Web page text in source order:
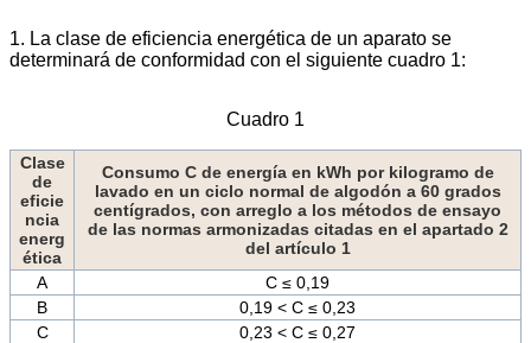
1. La clase de eficiencia energética de un aparato se
determinará de conformidad con el siguiente cuadro 1:
Cuadro 1
Clase
de
eficie
ncia
energ
ética
Consumo C de energía en kWh por kilogramo de
lavado en un ciclo normal de algodón a 60 grados
centígrados, con arreglo a los métodos de ensayo
de las normas armonizadas citadas en el apartado 2
del artículo 1
A
C ≤ 0,19
B
0,19 < C ≤ 0,23
C
0,23 < C ≤ 0,27